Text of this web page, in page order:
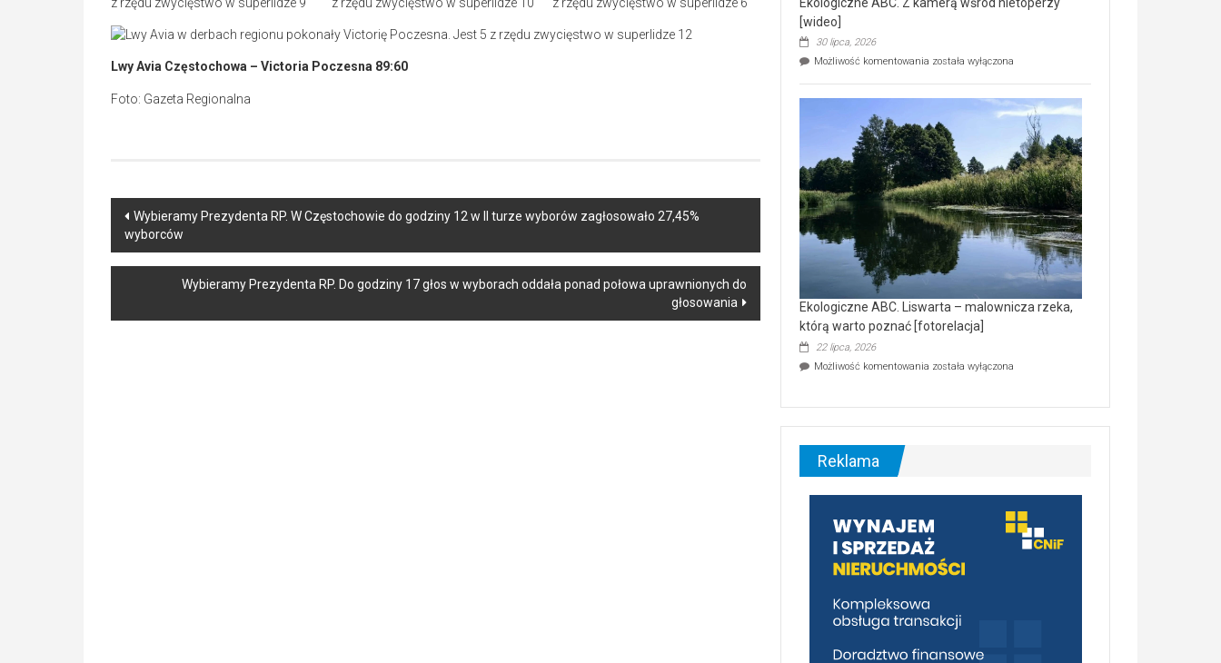
Lwy Avia Częstochowa – Victoria Poczesna 89:60
Foto: Gazeta Regionalna
Post
navigation
Wybieramy Prezydenta RP. W Częstochowie do godziny 12 w II turze wyborów zagłosowało 27,45%
wyborców
Wybieramy Prezydenta RP. Do godziny 17 głos w wyborach oddała ponad połowa uprawnionych do
głosowania
[wideo]
30 lipca, 2026
Możliwość komentowania Ekologiczne
wśród
nietoperzy
[wideo]
została wyłączona
Ekologiczne ABC. Liswarta – malownicza rzeka,
którą warto poznać [fotorelacja]
22 lipca, 2026
Możliwość komentowania Ekologiczne
–
malownicza
[fotorelacja]
została wyłączona
Reklama